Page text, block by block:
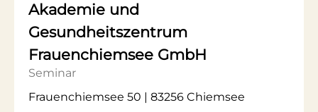
Akademie und
Gesundheitszentrum
Frauenchiemsee GmbH
Seminar
Frauenchiemsee 50 | 83256 Chiemsee